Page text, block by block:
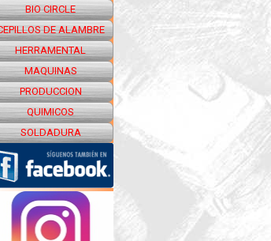
BIO CIRCLE
DE ALAMBRE
HERRAMENTAL
MAQUINAS
PRODUCCION
QUIMICOS
SOLDADURA